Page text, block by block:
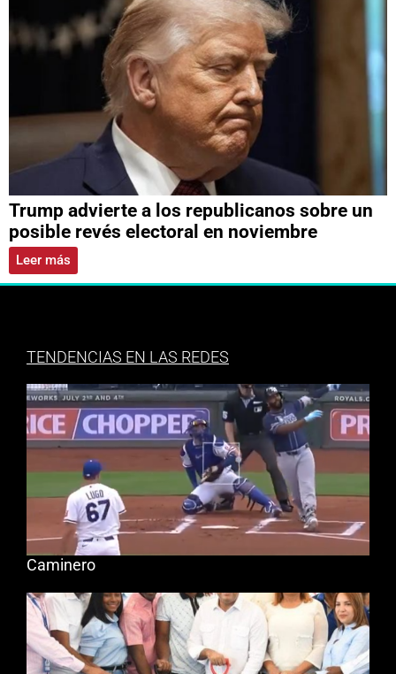
Trump advierte a los republicanos sobre un
posible revés electoral en noviembre
Leer más
TENDENCIAS EN LAS REDES
Caminero